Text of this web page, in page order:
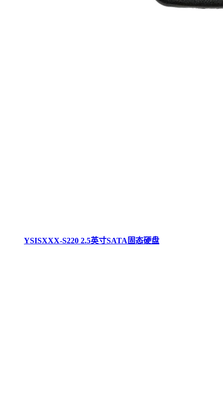
YSISXXX-S220 2.5英寸SATA固态硬盘